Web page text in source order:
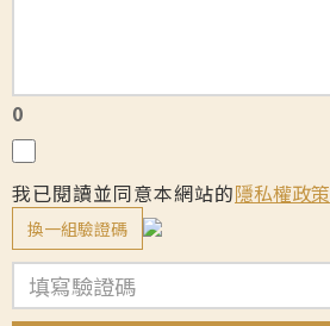
0
我已閱讀並同意本網站的隱私權政策
換一組驗證碼